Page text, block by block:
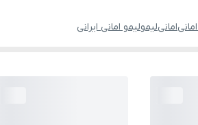
امانیلیمولیمو امانی ایرانی